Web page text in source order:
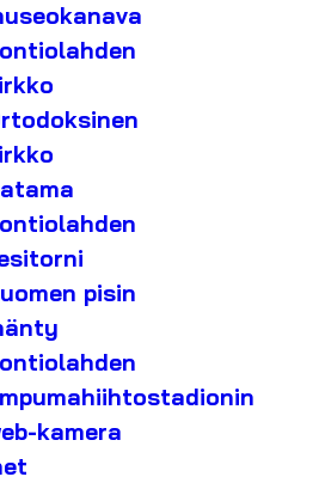
pisin
kamera